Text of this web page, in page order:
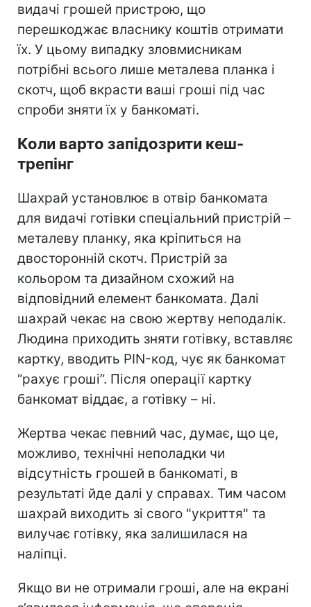
видачі грошей пристрою, що
перешкоджає власнику коштів отримати
їх. У цьому випадку зловмисникам
потрібні всього лише металева планка і
скотч, щоб вкрасти ваші гроші під час
спроби зняти їх у банкоматі.
Коли варто запідозрити кеш-
трепінг
Шахрай установлює в отвір банкомата
для видачі готівки спеціальний пристрій –
металеву планку, яка кріпиться на
двосторонній скотч. Пристрій за
кольором та дизайном схожий на
відповідний елемент банкомата. Далі
шахрай чекає на свою жертву неподалік.
Людина приходить зняти готівку, вставляє
картку, вводить PIN-код, чує як банкомат
“рахує гроші”. Після операції картку
банкомат віддає, а готівку – ні.
Жертва чекає певний час, думає, що це,
можливо, технічні неполадки чи
відсутність грошей в банкоматі, в
результаті йде далі у справах. Тим часом
шахрай виходить зі свого "укриття" та
вилучає готівку, яка залишилася на
наліпці.
Якщо ви не отримали гроші, але на екрані